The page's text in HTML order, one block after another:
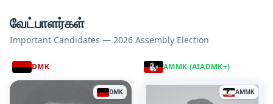
வேட்பாளர்கள்
Important Candidates — 2026 Assembly Election
DMK
DMK
AMMK (AIADMK+)
AMMK